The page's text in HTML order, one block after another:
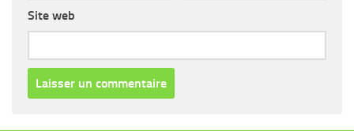
Site web